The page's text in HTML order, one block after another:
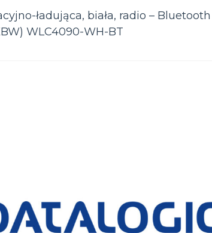
ładująca, biała, radio – Bluetooth
WLC4090-WH-BT